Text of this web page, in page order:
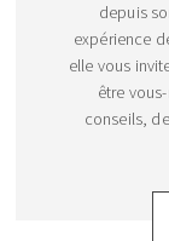
depuis
expérience
elle vous
être
conseils,